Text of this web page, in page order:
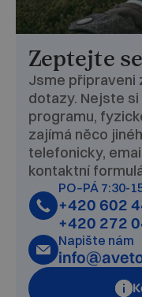
Zeptejte
Jsme připraveni
dotazy. Nejste
programu,
zajímá něco
telefonicky,
kontaktní
PO–PÁ 7:30-
+420 602
+420 272
Napište nám